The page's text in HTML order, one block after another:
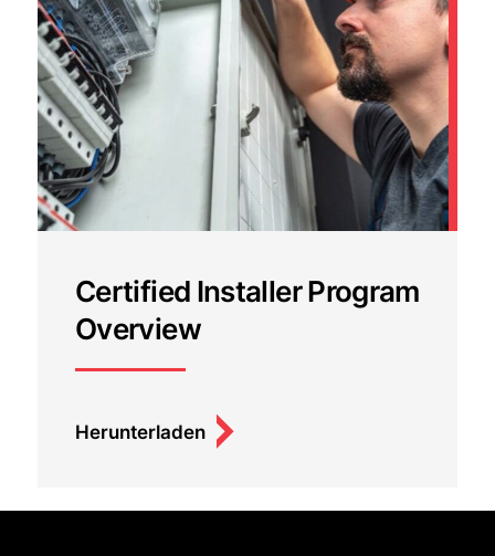
Certified Installer Program
Overview
Herunterladen